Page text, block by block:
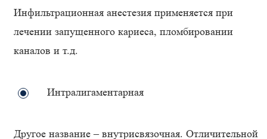
Инфильтрационная анестезия применяется при
лечении запущенного кариеса, пломбировании
каналов и т.д.
Интралигаментарная
Другое название – внутрисвязочная. Отличительной